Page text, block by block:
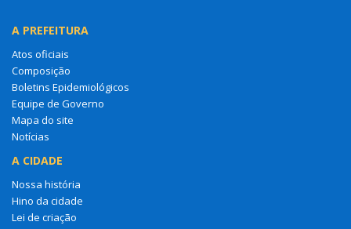
A PREFEITURA
Atos oficiais
Composição
Boletins Epidemiológicos
Equipe de Governo
Mapa do site
Notícias
A CIDADE
Nossa história
Hino da cidade
Lei de criação